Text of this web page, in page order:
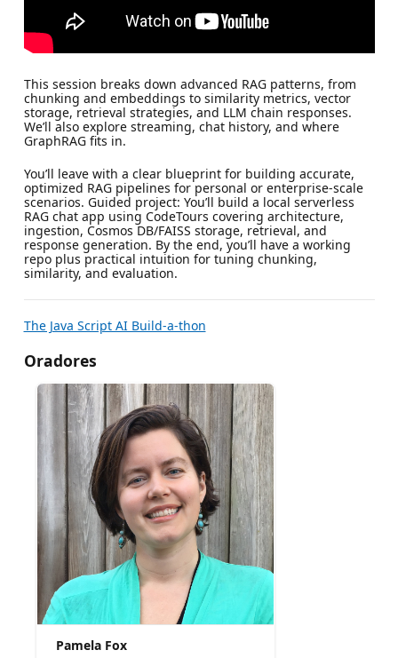
This session breaks down advanced RAG patterns, from
chunking and embeddings to similarity metrics, vector
storage, retrieval strategies, and LLM chain responses.
We’ll also explore streaming, chat history, and where
GraphRAG fits in.
You’ll leave with a clear blueprint for building accurate,
optimized RAG pipelines for personal or enterprise-scale
scenarios. Guided project: You’ll build a local serverless
RAG chat app using CodeTours covering architecture,
ingestion, Cosmos DB/FAISS storage, retrieval, and
response generation. By the end, you’ll have a working
repo plus practical intuition for tuning chunking,
similarity, and evaluation.
The Java Script AI Build-a-thon
Oradores
Pamela Fox